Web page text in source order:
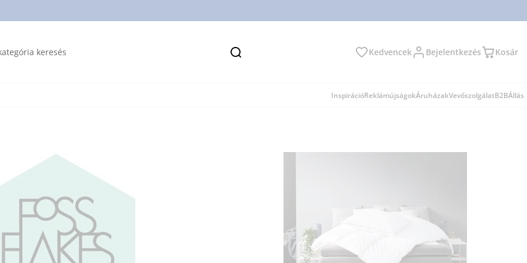
Keresés Kedvencek Bejelentkezés Kosár
InspirációReklámújságokÁruházakVevőszolgálatB2BÁllás